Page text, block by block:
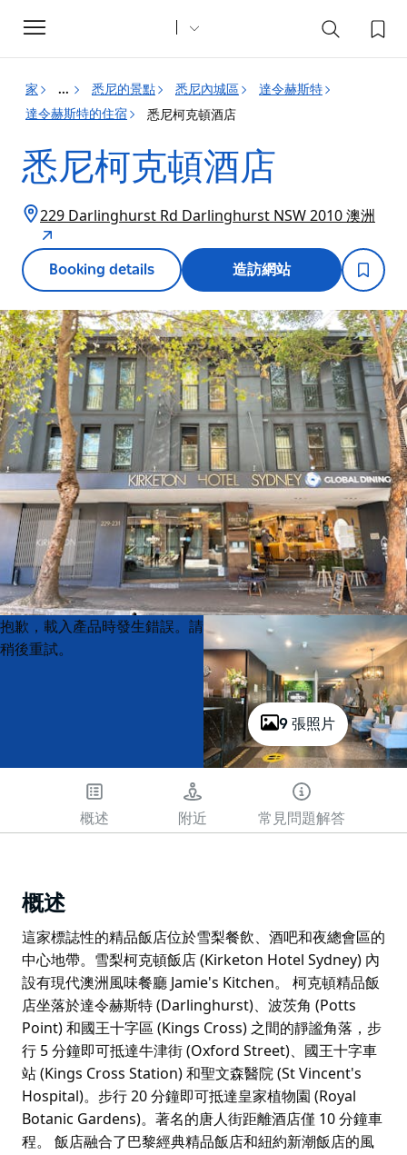
Toggle
navigation
家 ... 悉尼的景點 悉尼內城區
達令赫斯特
達令赫斯特的住宿
悉尼柯克頓酒店
悉尼柯克頓酒店
229 Darlinghurst Rd Darlinghurst NSW 2010 澳洲
Booking details 造訪網站
9 張照片
Product
List
Product
List
抱歉，載入產品時發生錯誤。請
稍後重試。
概述 附近 常見問題解答
概述
這家標誌性的精品飯店位於雪梨餐飲、酒吧和夜總會區的
中心地帶。雪梨柯克頓飯店 (Kirketon Hotel Sydney) 內
設有現代澳洲風味餐廳 Jamie's Kitchen。 柯克頓精品飯
店坐落於達令赫斯特 (Darlinghurst)、波茨角 (Potts
Point) 和國王十字區 (Kings Cross) 之間的靜謐角落，步
行 5 分鐘即可抵達牛津街 (Oxford Street)、國王十字車
站 (Kings Cross Station) 和聖文森醫院 (St Vincent's
Hospital)。步行 20 分鐘即可抵達皇家植物園 (Royal
Botanic Gardens)。著名的唐人街距離酒店僅 10 分鐘車
程。 飯店融合了巴黎經典精品飯店和紐約新潮飯店的風